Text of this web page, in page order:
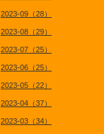
2023-09（28）
2023-08（29）
2023-07（25）
2023-06（25）
2023-05（22）
2023-04（37）
2023-03（34）